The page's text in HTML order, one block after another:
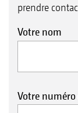
prendre
Votre nom
Votre